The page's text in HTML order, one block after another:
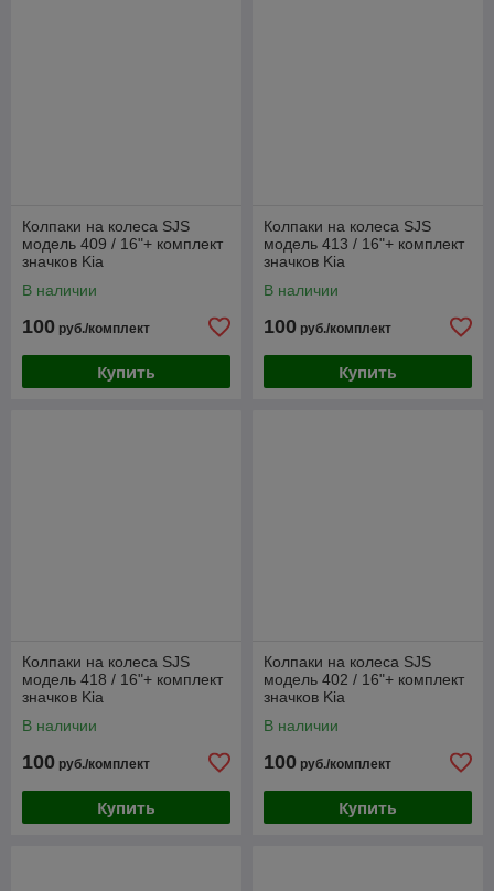
Колпаки на колеса SJS
модель 409 / 16"+ комплект
значков Kia
В наличии
100 руб./комплект
Купить
Колпаки на колеса SJS
модель 413 / 16"+ комплект
значков Kia
В наличии
100 руб./комплект
Купить
Колпаки на колеса SJS
модель 418 / 16"+ комплект
значков Kia
В наличии
100 руб./комплект
Купить
Колпаки на колеса SJS
модель 402 / 16"+ комплект
значков Kia
В наличии
100 руб./комплект
Купить